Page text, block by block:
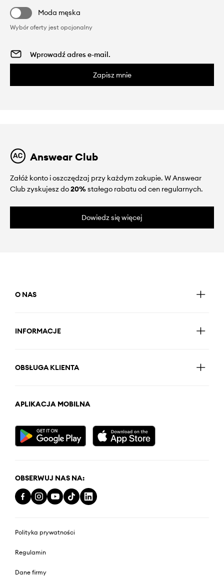
Moda męska
Wybór oferty jest opcjonalny
Zapisz mnie
Answear Club
Załóż konto i oszczędzaj przy każdym zakupie. W Answear
Club zyskujesz do20%stałego rabatu od cen regularnych.
Dowiedz się więcej
O NAS
INFORMACJE
OBSŁUGA KLIENTA
APLIKACJA MOBILNA
OBSERWUJ NAS NA:
Polityka prywatności
Regulamin
Dane firmy